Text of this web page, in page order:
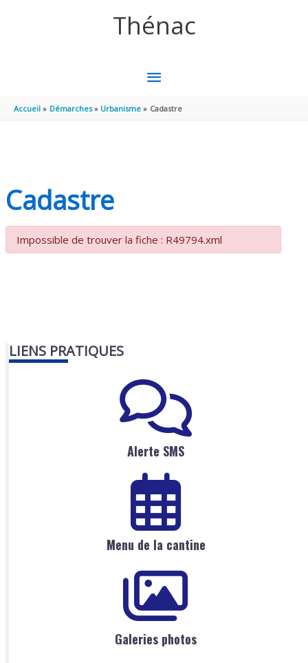
Thénac
MENU
PRINCIPAL
Accueil Démarches Urbanisme Cadastre
Cadastre
Impossible de trouver la fiche : R49794.xml
LIENS PRATIQUES
Alerte SMS
Menu de la cantine
Galeries photos